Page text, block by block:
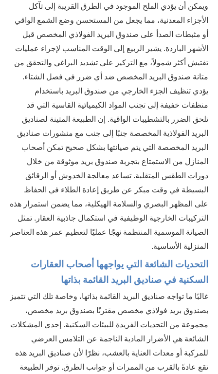
ويمكن أن يؤدي الملح الموجود في الطرق القريبة إلى تآكل
الأجزاء المعدنية، مما يجعل من المستحسن وضع الشمع الواقي
أو مثبطات الصدأ على صندوق البريد الفولاذي المخصص قبل
الأشهر الباردة. يشير الربيع إلى الوقت المناسب لإجراء عمليات
تفتيش أكثر شمولاً، مع التركيز على تشديد البراغي والتحقق من
متانة صندوق البريد المخصص ضد أي ضرر في فصل الشتاء.
يؤدي تنظيف الجزء الخارجي من صندوق البريد باستخدام
منظفات خفيفة إلى تجنب المواد الكيميائية القاسية التي قد
تلحق الضرر بالتشطيبات الواقية. إن الطبيعة المتينة لصناديق
البريد الفولاذية المخصصة جنبًا إلى جنب مع منشورات صناديق
البريد المخصصة التي يتم صيانتها بشكل صحيح تمكن أصحاب
المنازل من الاستمتاع بتجربة صندوق بريد موثوقة من خلال
دورات الطقس المتقلبة. تساعد معالجة الخدوش أو الرقائق
البسيطة في وقت مبكر عن طريق إعادة الطلاء في الحفاظ
على المظهر البصري والسلامة الهيكلية، مما يضمن استمرار هذه
التركيبات الخارجية الوظيفية في استكمال جاذبية العقار. تمثل
الصيانة الموسمية المنتظمة نهجًا عمليًا لتعظيم عمر هذه العناصر
المنزلية الأساسية.
التحديات الشائعة التي يواجهها أصحاب العقارات
السكنية في صناديق البريد القائمة بذاتها
غالبًا ما تواجه صناديق البريد القائمة بذاتها، وخاصة تلك التي تتميز
بصندوق بريد فولاذي مخصص مقترنًا بصندوق بريد مخصص،
مجموعة من التحديات الفريدة للبيئات السكنية. إحدى المشكلات
الشائعة هي الأضرار المادية الناجمة عن التلامس العرضي
للمركبة أو معدات العناية بالعشب، نظرًا لأن صناديق البريد هذه
تقع عادةً بالقرب من الممرات أو جوانب الطرق. توفر الطبيعة